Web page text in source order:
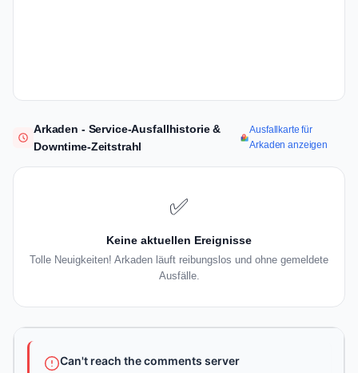
Arkaden - Service-Ausfallhistorie &
Downtime-Zeitstrahl
Ausfallkarte für
Arkaden anzeigen
✅
Keine aktuellen Ereignisse
Tolle Neuigkeiten! Arkaden läuft reibungslos und ohne gemeldete
Ausfälle.
Can't reach the comments server